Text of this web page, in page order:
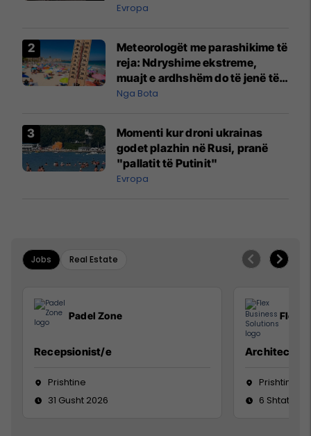
Evropa
Meteorologët me parashikime të
reja: Ndryshime ekstreme,
muajt e ardhshëm do të jenë të
pazakontë
Nga Bota
Momenti kur droni ukrainas
godet plazhin në Rusi, pranë
"pallatit të Putinit"
Evropa
Jobs Real Estate
Padel Zone
Recepsionist/e
Prishtine
31 Gusht 2026
Flex
Architect
Prishtinë
6 Shtator